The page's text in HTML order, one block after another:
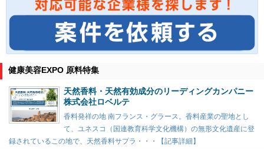
健康美容EXPO 原料特集
天然香料・天然有効成分のリーディングカンパニー
株式会社ロベルテ
香料発祥の地 南フランス・グラース。香料産業の聖地とし
て、ユネスコ（国連教育科学文化機構）の無形文化遺産に登
録されているこの地で、天然香料サプラ・・・【記事詳細】